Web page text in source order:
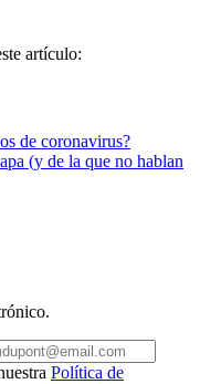
artículo:
de coronavirus?
(y de la que no hablan
Política de